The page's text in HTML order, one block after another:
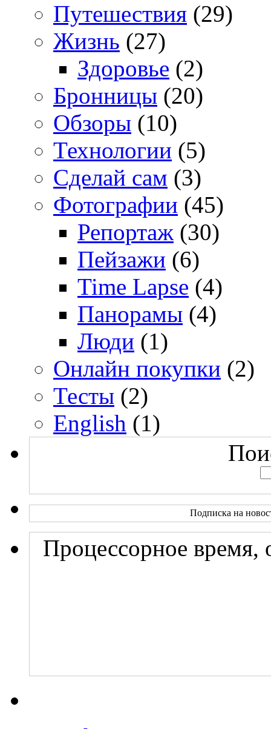
Путешествия (29)
Жизнь (27)
Здоровье (2)
Бронницы (20)
Обзоры (10)
Технологии (5)
Сделай сам (3)
Фотографии (45)
Репортаж (30)
Пейзажи (6)
Time Lapse (4)
Панорамы (4)
Люди (1)
Онлайн покупки (2)
Тесты (2)
English (1)
Подписка на
Процессорное время,